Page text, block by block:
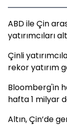
ABD ile Çin
yatırımcıları
Çinli
rekor yatırım
Bloomberg'in
hafta 1 milyar
Altın, Çin’de